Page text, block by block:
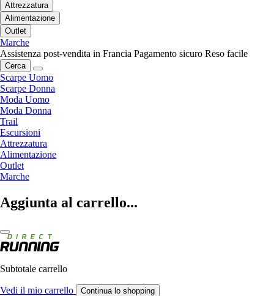
Attrezzatura
Alimentazione
Outlet
Marche
Assistenza post-vendita in Francia Pagamento sicuro Reso facile
Cerca
Scarpe Uomo
Scarpe Donna
Moda Uomo
Moda Donna
Trail
Escursioni
Attrezzatura
Alimentazione
Outlet
Marche
Aggiunta al carrello...
Subtotale carrello
Vedi il mio carrello Continua lo shopping